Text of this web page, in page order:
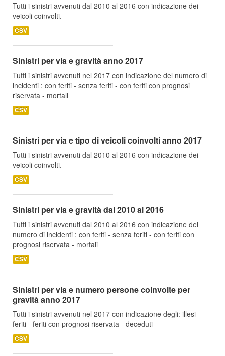
Tutti i sinistri avvenuti dal 2010 al 2016 con indicazione dei
veicoli coinvolti.
CSV
Sinistri per via e gravità anno 2017
Tutti i sinistri avvenuti nel 2017 con indicazione del numero di
incidenti : con feriti - senza feriti - con feriti con prognosi
riservata - mortali
CSV
Sinistri per via e tipo di veicoli coinvolti anno 2017
Tutti i sinistri avvenuti dal 2010 al 2016 con indicazione dei
veicoli coinvolti.
CSV
Sinistri per via e gravità dal 2010 al 2016
Tutti i sinistri avvenuti dal 2010 al 2016 con indicazione del
numero di incidenti : con feriti - senza feriti - con feriti con
prognosi riservata - mortali
CSV
Sinistri per via e numero persone coinvolte per
gravità anno 2017
Tutti i sinistri avvenuti nel 2017 con indicazione degli: illesi -
feriti - feriti con prognosi riservata - deceduti
CSV